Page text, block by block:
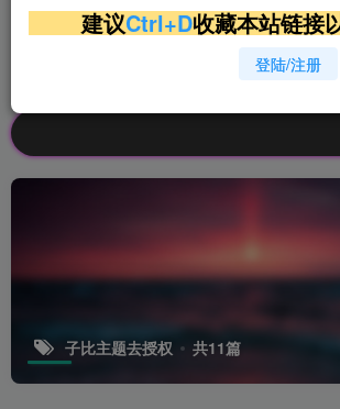
超低价文字广告位招租 超低价
超低价
子比主题去授权 共11篇
建议Ctrl+D收藏本站链接
登陆/注册